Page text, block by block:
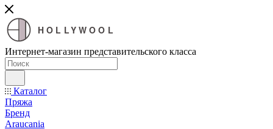
HOLLYWOOL
Интернет-магазин представительского класса
Каталог
Пряжа
Бренд
Araucania